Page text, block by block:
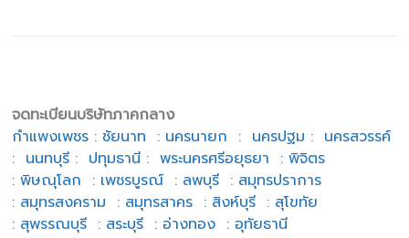
จดทะเบียนบริษัทภาคกลาง
กำแพงเพชร : ชัยนาท : นครนายก : นครปฐม : นครสวรรค์
: นนทบุรี : ปทุมธานี :พระนครศรีอยุธยา :พิจิตร
:พิษณุโลก : เพชรบูรณ์ : ลพบุรี : สมุทรปราการ
: สมุทรสงคราม : สมุทรสาคร : สิงห์บุรี : สุโขทัย
: สุพรรณบุรี : สระบุรี : อ่างทอง : อุทัยธานี